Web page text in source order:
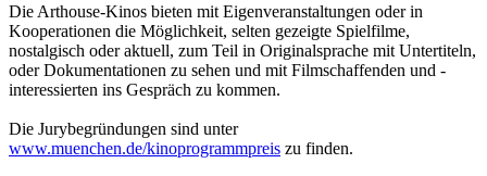
Die Arthouse-Kinos bieten mit Eigenveranstaltungen oder in
Kooperationen die Möglichkeit, selten gezeigte Spielfilme,
nostalgisch oder aktuell, zum Teil in Originalsprache mit Untertiteln,
oder Dokumentationen zu sehen und mit Filmschaffenden und -
interessierten ins Gespräch zu kommen.
Die Jurybegründungen sind unter
www.muenchen.de/kinoprogrammpreis zu finden.